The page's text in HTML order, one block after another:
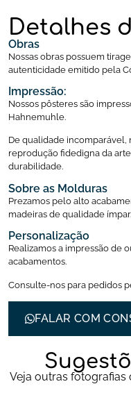
Detalhes
Obras
Nossas obras possuem
autenticidade emitido pela
Impressão:
Nossos pôsteres são
Hahnemuhle.
De qualidade incomparável,
reprodução fidedigna da
durabilidade.
Sobre as Molduras
Prezamos pelo alto
madeiras de qualidade ímpar.
Personalização
Realizamos a impressão de
acabamentos.
Consulte-nos para pedidos
FALAR COM
Veja outras